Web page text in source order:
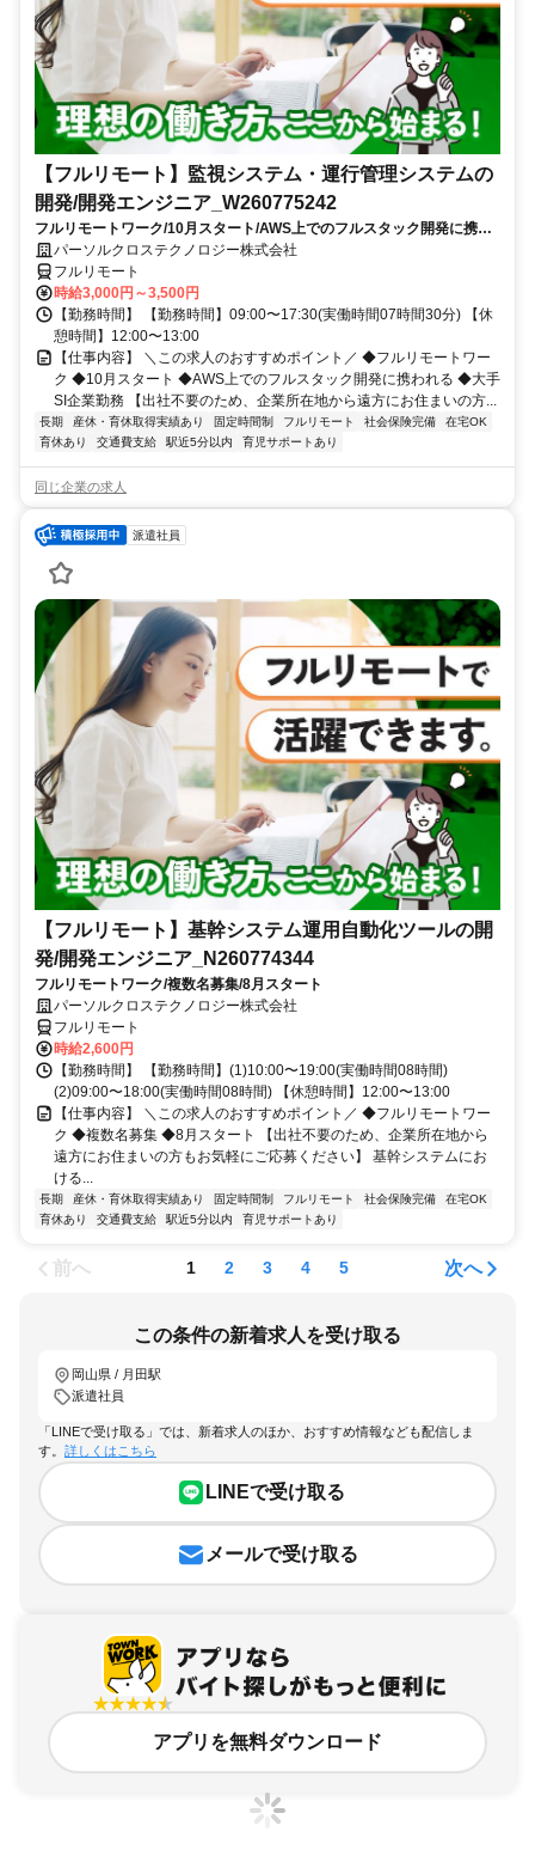
【フルリモート】監視システム・運行管理システムの
開発/開発エンジニア_W260775242
フルリモートワーク/10月スタート/AWS上でのフルスタック開発に携わ
れる/大手SI企業勤務
パーソルクロステクノロジー株式会社
フルリモート
時給3,000円～3,500円
【勤務時間】 【勤務時間】09:00〜17:30(実働時間07時間30分) 【休
憩時間】12:00〜13:00
【仕事内容】 ＼この求人のおすすめポイント／ ◆フルリモートワー
ク ◆10月スタート ◆AWS上でのフルスタック開発に携われる ◆大手
SI企業勤務 【出社不要のため、企業所在地から遠方にお住まいの方...
長期 産休・育休取得実績あり 固定時間制 フルリモート 社会保険完備
在宅OK
育休あり
交通費支給 駅近5分以内 育児サポートあり
同じ企業の求人
派遣社員
【フルリモート】基幹システム運用自動化ツールの開
発/開発エンジニア_N260774344
フルリモートワーク/複数名募集/8月スタート
パーソルクロステクノロジー株式会社
フルリモート
時給2,600円
【勤務時間】 【勤務時間】(1)10:00〜19:00(実働時間08時間)
(2)09:00〜18:00(実働時間08時間) 【休憩時間】12:00〜13:00
【仕事内容】 ＼この求人のおすすめポイント／ ◆フルリモートワー
ク ◆複数名募集 ◆8月スタート 【出社不要のため、企業所在地から
遠方にお住まいの方もお気軽にご応募ください】 基幹システムにお
ける...
長期 産休・育休取得実績あり 固定時間制 フルリモート 社会保険完備
在宅OK
育休あり
交通費支給 駅近5分以内 育児サポートあり
前へ 1 2 3 4 5 次へ
この条件の新着求人を受け取る
岡山県 / 月田駅
派遣社員
「LINEで受け取る」では、新着求人のほか、おすすめ情報なども配信しま
す。 詳しくはこちら
LINEで受け取る
メールで受け取る
アプリを無料ダウンロード